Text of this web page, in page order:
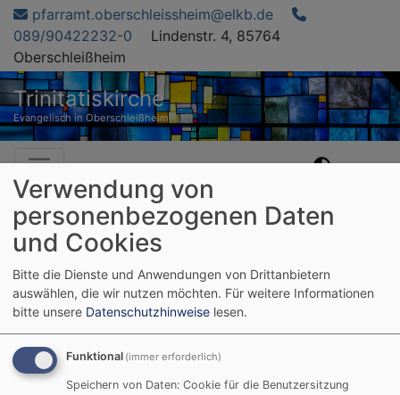
Direkt
zum
Inhalt
pfarramt.oberschleissheim@elkb.de
089/90422232-0
Lindenstr. 4, 85764
Oberschleißheim
Trinitatiskirche
Evangelisch in Oberschleißheim
Hauptnavigation
Startseite Zeit schenken - machen Sie mit!
Zeit schenken -
machen Sie mit!
Verwendung von
personenbezogenen Daten
und Cookies
Bitte die Dienste und Anwendungen von Drittanbietern
auswählen, die wir nutzen möchten. Für weitere Informationen
bitte unsere Datenschutzhinweise lesen.
Funktional (immer erforderlich)
Speichern von Daten: Cookie für die Benutzersitzung